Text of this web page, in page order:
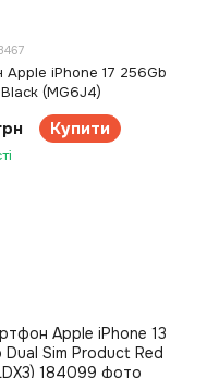
iPhone 17 256Gb
(MG6J4)
Купити